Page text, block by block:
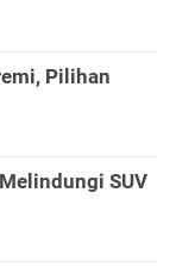
Pilihan
SUV